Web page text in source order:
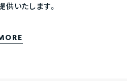
供いたします。